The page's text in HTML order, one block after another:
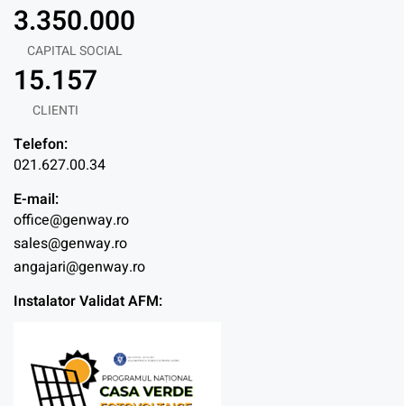
CAPITAL SOCIAL
3.350.000
CLIENTI
15.157
Telefon:
021.627.00.34
E-mail:
office@genway.ro
sales@genway.ro
angajari@genway.ro
Instalator Validat AFM: